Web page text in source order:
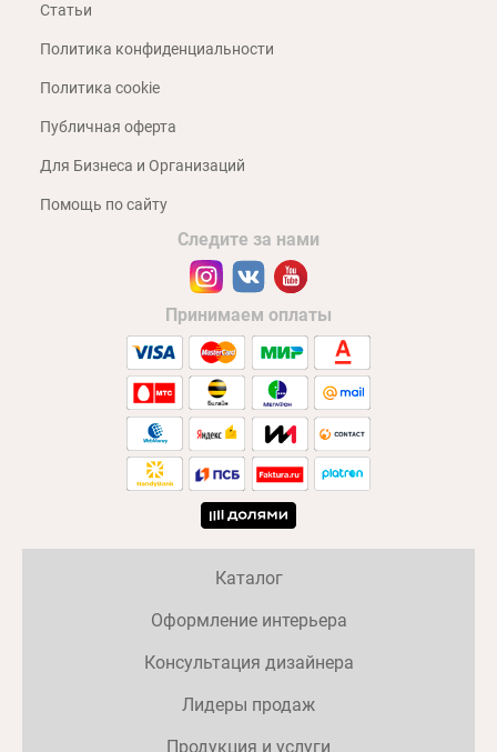
Статьи
Политика конфиденциальности
Политика cookie
Публичная оферта
Для Бизнеса и Организаций
Помощь по сайту
Следите за нами
Принимаем оплаты
Каталог
Оформление интерьера
Консультация дизайнера
Лидеры продаж
Продукция и услуги